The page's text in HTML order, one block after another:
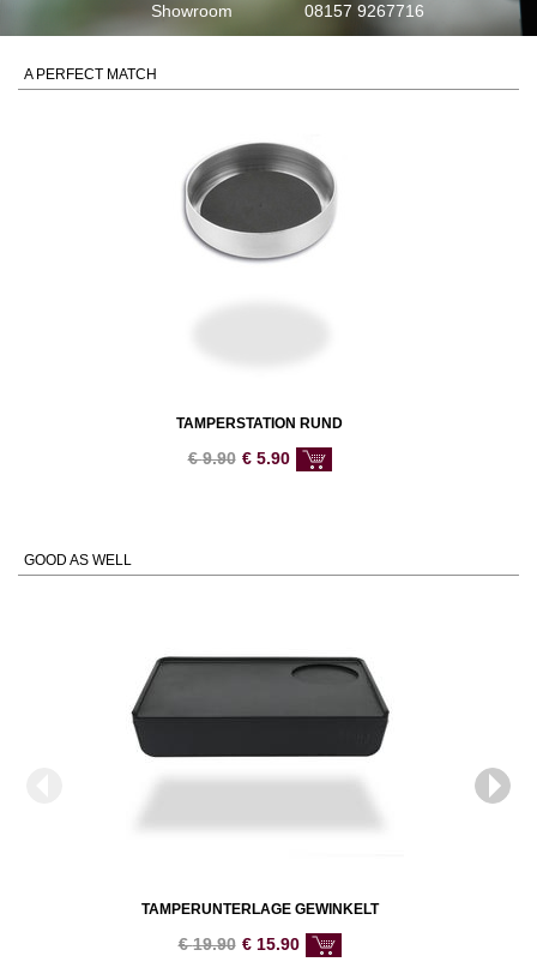
Showroom 08157 9267716
A PERFECT MATCH
TAMPERSTATION RUND
€9.90 € 5.90
GOOD AS WELL
TAMPERUNTERLAGE GEWINKELT
€19.90 € 15.90